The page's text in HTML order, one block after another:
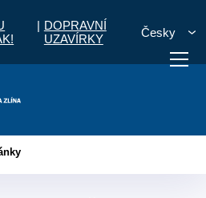
| DOPRAVNÍ
UZAVÍRKY
Česky
zaplatit